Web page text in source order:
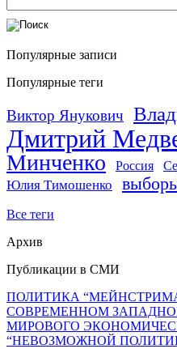
Популярные записи
Популярные теги
Виктор Янукович
Дмитрий
Минченко
Россия
Юлия Тимошенко
Все теги
Архив
Публикации в СМИ
ПОЛИТИКА
СОВРЕМЕННОМ
МИРОВОГО
“НЕВОЗМОЖНОЙ